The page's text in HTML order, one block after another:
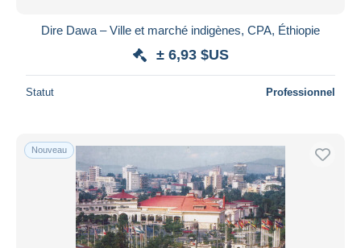
Bancontact
Tout désélectionner
Monde entier
Dire Dawa – Ville et marché indigènes, CPA, Éthiopie
± 6,93 $US
Statut Professionnel
Nouveau